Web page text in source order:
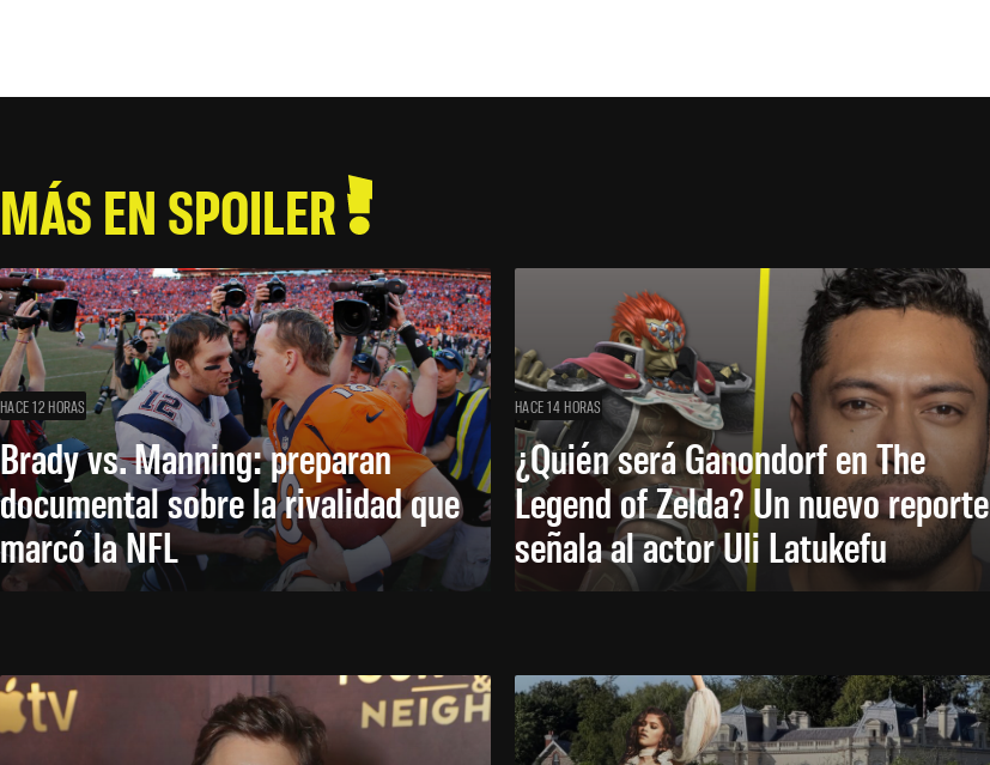
MÁS EN SPOILER
HACE 12 HORAS
Brady vs. Manning: preparan
documental sobre la rivalidad que
marcó la NFL
HACE 14 HORAS
¿Quién será Ganondorf en The
Legend of Zelda? Un nuevo reporte
señala al actor Uli Latukefu